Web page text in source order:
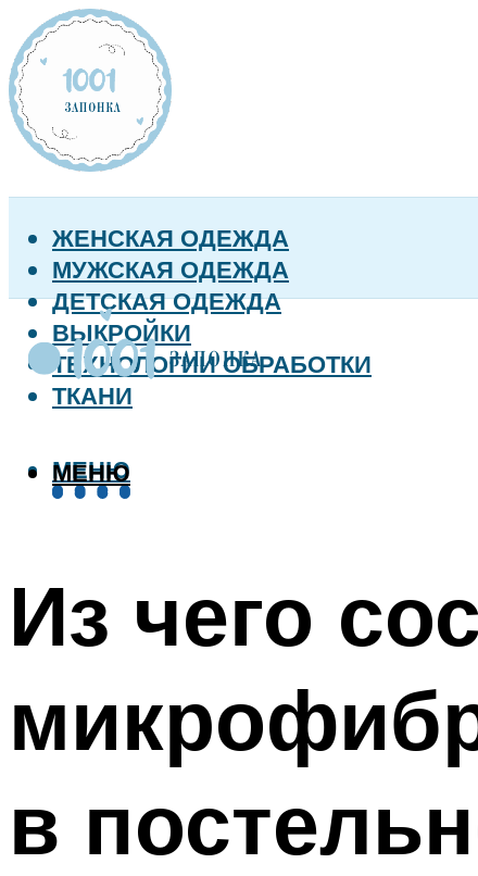
ЖЕНСКАЯ ОДЕЖДА
МУЖСКАЯ ОДЕЖДА
ДЕТСКАЯ ОДЕЖДА
ВЫКРОЙКИ
ТЕХНОЛОГИИ ОБРАБОТКИ
ТКАНИ
МЕНЮ
МЕНЮ
Из чего
в